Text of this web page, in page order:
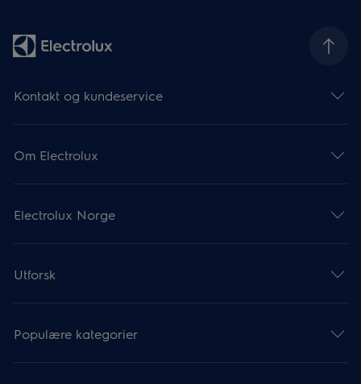
Kontakt og kundeservice
Om Electrolux
Electrolux Norge
Utforsk
Populære kategorier